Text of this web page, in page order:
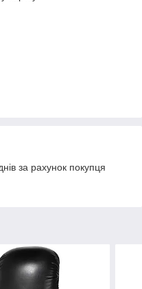
за рахунок покупця